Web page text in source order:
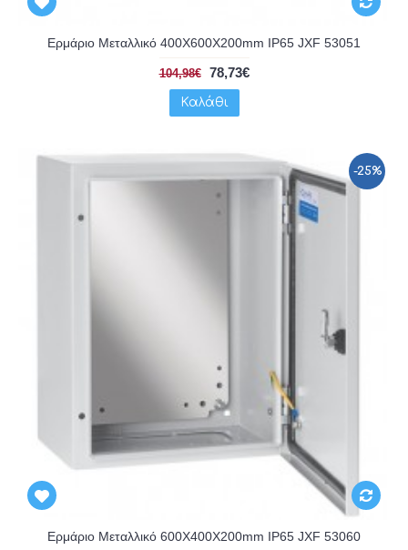
Ερμάριο Μεταλλικό 400X600X200mm IP65 JXF 53051
104,98€ 78,73€
Καλάθι
-25%
Ερμάριο Μεταλλικό 600X400X200mm IP65 JXF 53060